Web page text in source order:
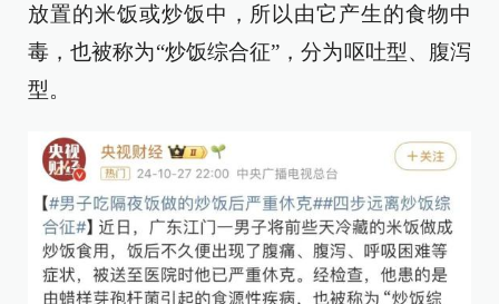
放置的米饭或炒饭中，所以由它产生的食物中
毒，也被称为“炒饭综合征”，分为呕吐型、腹泻
型。